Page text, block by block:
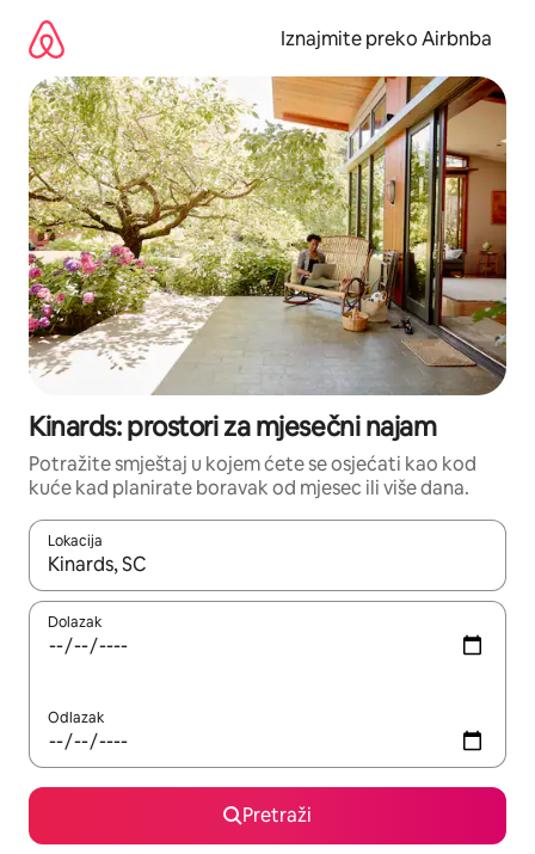
sadržaj
Iznajmite preko Airbnba
Kinards: prostori za mjesečni najam
Potražite smještaj u kojem ćete se osjećati kao kod
kuće kad planirate boravak od mjesec ili više dana.
Lokacija
Kada budu dostupni rezultati, moći ćete ih pregledati
Dolazak
Odlazak
Pretraži